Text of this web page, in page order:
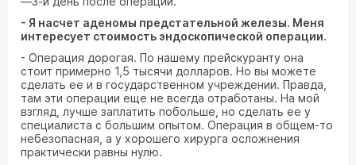
- Я насчет аденомы предстательной железы. Меня
интересует стоимость эндоскопической операции.
- Операция дорогая. По нашему прейскуранту она
стоит примерно 1,5 тысячи долларов. Но вы можете
сделать ее и в государственном учреждении. Правда,
там эти операции еще не всегда отработаны. На мой
взгляд, лучше заплатить побольше, но сделать ее у
специалиста с большим опытом. Операция в общем-то
небезопасная, а у хорошего хирурга осложнения
практически равны нулю.